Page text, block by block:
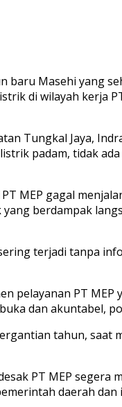
baru Masehi yang
di wilayah kerja
Tungkal Jaya,
padam, tidak
MEP gagal
berdampak
terjadi tanpa
pelayanan PT
dan akuntabel,
tahun, saat
PT MEP
daerah